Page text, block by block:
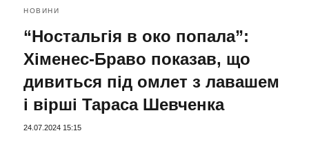
НОВИНИ
“Ностальгія в око попала”:
Хіменес-Браво показав, що
дивиться під омлет з лавашем
і вірші Тараса Шевченка
24.07.2024 15:15